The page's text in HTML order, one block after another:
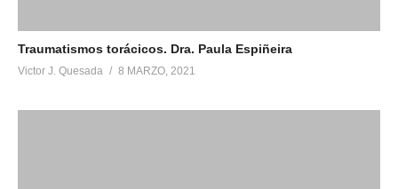
Traumatismos torácicos. Dra. Paula Espiñeira
Victor J. Quesada 8 MARZO, 2021